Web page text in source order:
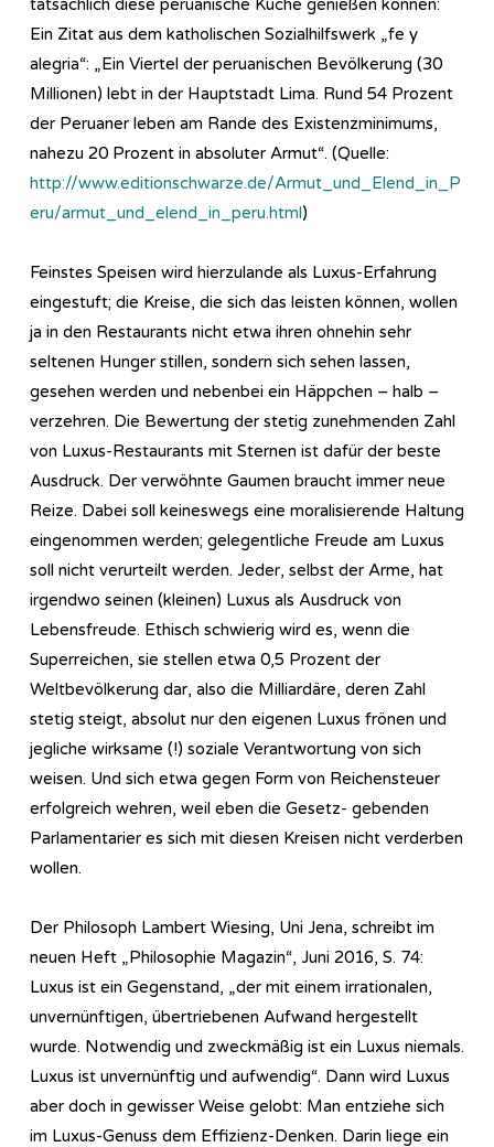
tatsächlich diese peruanische Küche genießen können:
Ein Zitat aus dem katholischen Sozialhilfswerk „fe y
alegria“: „Ein Viertel der peruanischen Bevölkerung (30
Millionen) lebt in der Hauptstadt Lima. Rund 54 Prozent
der Peruaner leben am Rande des Existenzminimums,
nahezu 20 Prozent in absoluter Armut“. (Quelle:
http://www.editionschwarze.de/Armut_und_Elend_in_P
eru/armut_und_elend_in_peru.html)
Feinstes Speisen wird hierzulande als Luxus-Erfahrung
eingestuft; die Kreise, die sich das leisten können, wollen
ja in den Restaurants nicht etwa ihren ohnehin sehr
seltenen Hunger stillen, sondern sich sehen lassen,
gesehen werden und nebenbei ein Häppchen – halb –
verzehren. Die Bewertung der stetig zunehmenden Zahl
von Luxus-Restaurants mit Sternen ist dafür der beste
Ausdruck. Der verwöhnte Gaumen braucht immer neue
Reize. Dabei soll keineswegs eine moralisierende Haltung
eingenommen werden; gelegentliche Freude am Luxus
soll nicht verurteilt werden. Jeder, selbst der Arme, hat
irgendwo seinen (kleinen) Luxus als Ausdruck von
Lebensfreude. Ethisch schwierig wird es, wenn die
Superreichen, sie stellen etwa 0,5 Prozent der
Weltbevölkerung dar, also die Milliardäre, deren Zahl
stetig steigt, absolut nur den eigenen Luxus frönen und
jegliche wirksame (!) soziale Verantwortung von sich
weisen. Und sich etwa gegen Form von Reichensteuer
erfolgreich wehren, weil eben die Gesetz- gebenden
Parlamentarier es sich mit diesen Kreisen nicht verderben
wollen.
Der Philosoph Lambert Wiesing, Uni Jena, schreibt im
neuen Heft „Philosophie Magazin“, Juni 2016, S. 74:
Luxus ist ein Gegenstand, „der mit einem irrationalen,
unvernünftigen, übertriebenen Aufwand hergestellt
wurde. Notwendig und zweckmäßig ist ein Luxus niemals.
Luxus ist unvernünftig und aufwendig“. Dann wird Luxus
aber doch in gewisser Weise gelobt: Man entziehe sich
im Luxus-Genuss dem Effizienz-Denken. Darin liege ein